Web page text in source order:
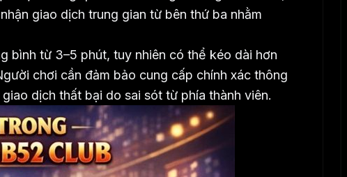
giao dịch trung gian từ bên thứ ba nhằm
bình từ 3–5 phút, tuy nhiên có thể kéo dài hơn
chơi cần đảm bảo cung cấp chính xác thông
dịch thất bại do sai sót từ phía thành viên.